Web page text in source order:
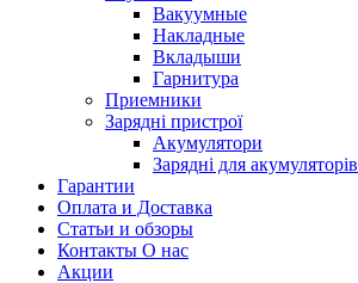
Вакуумные
Накладные
Вкладыши
Гарнитура
Приемники
Зарядні пристрої
Акумулятори
Зарядні для акумуляторів
Гарантии
Оплата и Доставка
Статьи и обзоры
Контакты О нас
Акции